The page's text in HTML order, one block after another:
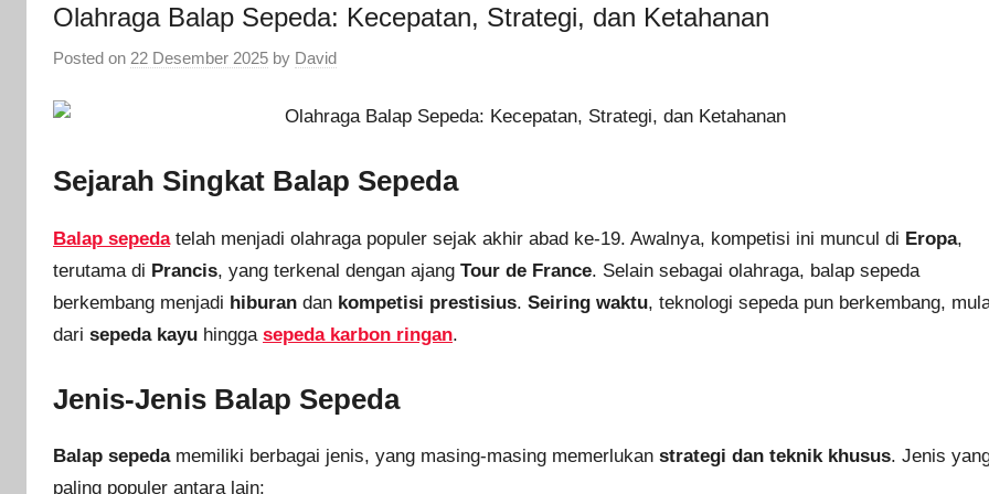
Olahraga Balap Sepeda: Kecepatan, Strategi, dan Ketahanan
Posted on 22 Desember 2025 by David
Sejarah Singkat Balap Sepeda
Balap sepedatelah menjadi olahraga populer sejak akhir abad ke-19. Awalnya, kompetisi ini muncul di Eropa,
terutama di Prancis, yang terkenal dengan ajang Tour de France. Selain sebagai olahraga, balap sepeda
berkembang menjadi hiburan dan kompetisi prestisius. Seiring waktu, teknologi sepeda pun berkembang,
dari sepeda kayu hingga sepeda karbon ringan.
Jenis-Jenis Balap Sepeda
Balap sepedamemiliki berbagai jenis, yang masing-masing memerlukan strategi dan teknik khusus. Jenis
paling populer antara lain: